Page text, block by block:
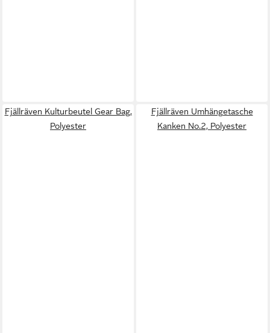
Fjällräven Kulturbeutel Gear Bag,
Polyester
Fjällräven Umhängetasche
Kanken No.2, Polyester